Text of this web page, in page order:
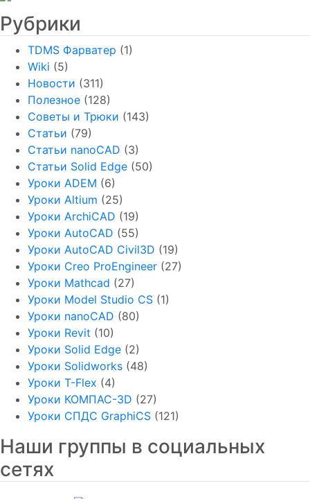
Рубрики
TDMS Фарватер (1)
Wiki (5)
Новости (311)
Полезное (128)
Советы и Трюки (143)
Статьи (79)
Статьи nanoCAD (3)
Статьи Solid Edge (50)
Уроки ADEM (6)
Уроки Altium (25)
Уроки ArchiCAD (19)
Уроки AutoCAD (55)
Уроки AutoCAD Civil3D (19)
Уроки Creo ProEngineer (27)
Уроки Mathcad (27)
Уроки Model Studio CS (1)
Уроки nanoCAD (80)
Уроки Revit (10)
Уроки Solid Edge (2)
Уроки Solidworks (48)
Уроки T-Flex (4)
Уроки КОМПАС-3D (27)
Уроки СПДС GraphiCS (121)
Наши группы в социальных
сетях